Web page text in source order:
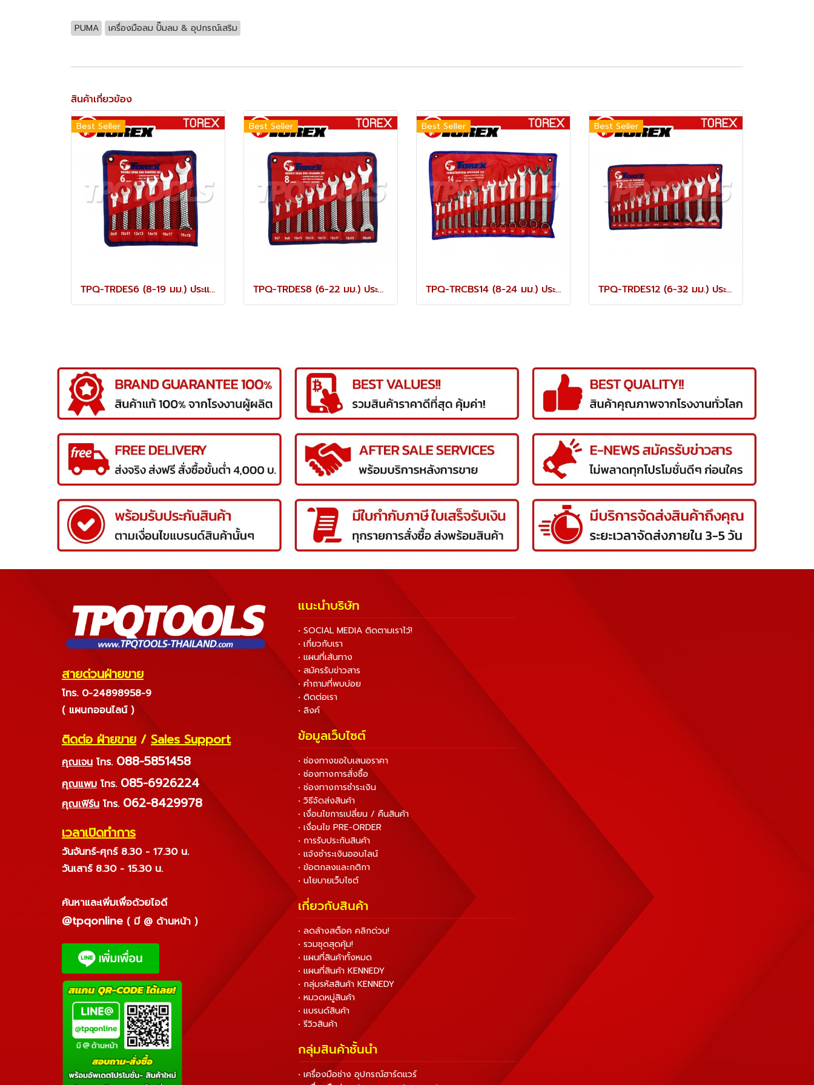
PUMA เครื่องมือลม ปั๊มลม & อุปกรณ์เสริม
สินค้าเกี่ยวข้อง
Best Seller
TPQ-TRDES6 (8-19 มม.) ประแจปากตายชุด 6 ตัว TOREX
Best Seller
TPQ-TRDES8 (6-22 มม.) ประแจปากตายชุด 8 ตัว TOREX
Best Seller
TPQ-TRCBS14 (8-24 มม.) ประแจแหวนข้างปากตายชุด 14 ตัว TOREX
Best Seller
TPQ-TRDES12 (6-32 มม.) ประแจปากตายชุด 12 ตัว TOREX
สายด่วนฝ่ายขาย
โทร. 0-24898958-9
( แผนกออนไลน์ )
ติดต่อ ฝ่ายขาย / Sales Support
คุณเจน โทร. 088-5851458
คุณแพม โทร. 085-6926224
คุณเฟิร์น โทร. 062-8429978
เวลาเปิดทำการ
วันจันทร์-ศุกร์ 8.30 - 17.30 น.
วันเสาร์ 8.30 - 15.30 น.
ค้นหาและเพิ่มเพื่อด้วยไอดี
@tpqonline ( มี @ ด้านหน้า )
แนะนำบริษัท
• SOCIAL MEDIA ติดตามเราไว้!
• เกี่ยวกับเรา
• แผนที่เส้นทาง
• สมัครรับข่าวสาร
• คำถามที่พบบ่อย
• ติดต่อเรา
• ลิงค์
ข้อมูลเว็บไซต์
• ช่องทางขอใบเสนอราคา
• ช่องทางการสั่งซื้อ
• ช่องทางการชำระเงิน
• วิธีจัดส่งสินค้า
• เงื่อนไขการเปลี่ยน / คืนสินค้า
• เงื่อนไข PRE-ORDER
• การรับประกันสินค้า
• แจ้งชำระเงินออนไลน์
• ข้อตกลงและกติกา
• นโยบายเว็บไซต์
เกี่ยวกับสินค้า
• ลดล้างสต็อค คลิกด่วน!
• รวมชุดสุดคุ้ม!
• แผนที่สินค้าทั้งหมด
• แผนที่สินค้า KENNEDY
• กลุ่มรหัสสินค้า KENNEDY
• หมวดหมู่สินค้า
• แบรนด์สินค้า
• รีวิวสินค้า
กลุ่มสินค้าชั้นนำ
• เครื่องมือช่าง อุปกรณ์ฮาร์ดแวร์